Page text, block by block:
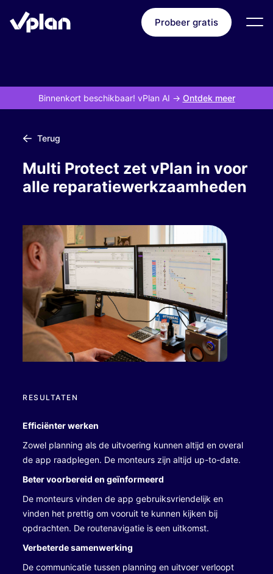
Probeer gratis
Binnenkort beschikbaar! vPlan AI -> Ontdek meer
Terug
Multi Protect zet vPlan in voor
alle reparatiewerkzaamheden
RESULTATEN
Efficiënter werken
Zowel planning als de uitvoering kunnen altijd en overal
de app raadplegen. De monteurs zijn altijd up-to-date.
Beter voorbereid en geïnformeerd
De monteurs vinden de app gebruiksvriendelijk en
vinden het prettig om vooruit te kunnen kijken bij
opdrachten. De routenavigatie is een uitkomst.
Verbeterde samenwerking
De communicatie tussen planning en uitvoer verloopt